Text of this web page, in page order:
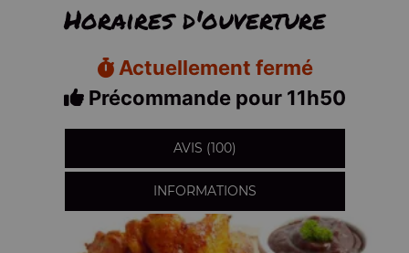
Horaires d'ouverture
Actuellement fermé
Précommande pour 11h50
AVIS (100)
INFORMATIONS